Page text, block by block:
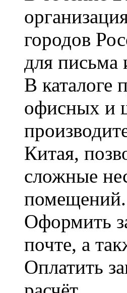
городов
для
В каталоге
офисных и
Китая,
сложные
помещений.
Оформить
почте, а
Оплатить